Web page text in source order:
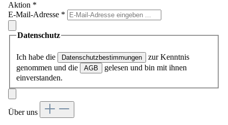
Aktion *
E-Mail-Adresse *
Datenschutz
Ich habe die Datenschutzbestimmungen
zur Kenntnis
genommen und die
AGB
gelesen und bin mit ihnen
einverstanden.
Über uns